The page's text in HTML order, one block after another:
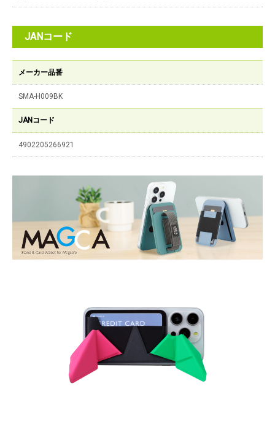
JANコード
メーカー品番
SMA-H009BK
JANコード
4902205266921